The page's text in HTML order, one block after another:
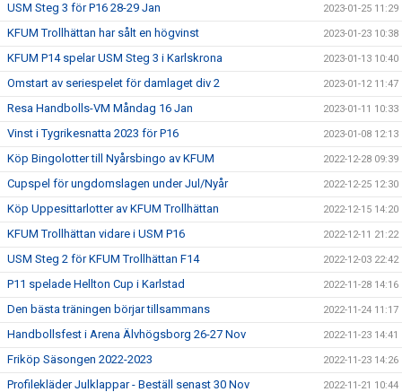
USM Steg 3 för P16 28-29 Jan 2023-01-25 11:29
KFUM Trollhättan har sålt en högvinst 2023-01-23 10:38
KFUM P14 spelar USM Steg 3 i Karlskrona 2023-01-13 10:40
Omstart av seriespelet för damlaget div 2 2023-01-12 11:47
Resa Handbolls-VM Måndag 16 Jan 2023-01-11 10:33
Vinst i Tygrikesnatta 2023 för P16 2023-01-08 12:13
Köp Bingolotter till Nyårsbingo av KFUM 2022-12-28 09:39
Cupspel för ungdomslagen under Jul/Nyår 2022-12-25 12:30
Köp Uppesittarlotter av KFUM Trollhättan 2022-12-15 14:20
KFUM Trollhättan vidare i USM P16 2022-12-11 21:22
USM Steg 2 för KFUM Trollhättan F14 2022-12-03 22:42
P11 spelade Hellton Cup i Karlstad 2022-11-28 14:16
Den bästa träningen börjar tillsammans 2022-11-24 11:17
Handbollsfest i Arena Älvhögsborg 26-27 Nov 2022-11-23 14:41
Friköp Säsongen 2022-2023 2022-11-23 14:26
Profilekläder Julklappar - Beställ senast 30 Nov 2022-11-21 10:44